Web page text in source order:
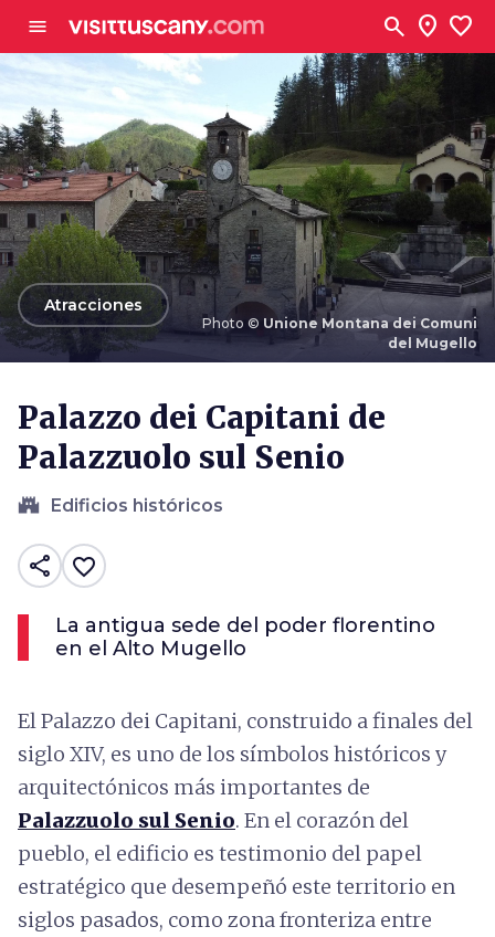
menu search location_on favorite
Photo © Unione Montana dei Comuni
del Mugello
arrow_backAtracciones
Palazzo dei Capitani de
Palazzuolo sul Senio
castle Edificios históricos
share favorite_border
La antigua sede del poder florentino
en el Alto Mugello
El Palazzo dei Capitani, construido a finales del
siglo XIV, es uno de los símbolos históricos y
arquitectónicos más importantes de
Palazzuolo sul Senio. En el corazón del
pueblo, el edificio es testimonio del papel
estratégico que desempeñó este territorio en
siglos pasados, como zona fronteriza entre